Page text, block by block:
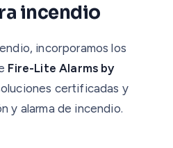
incendio
incorporamos los
Fire-Lite Alarms by
certificadas y
y alarma de incendio.